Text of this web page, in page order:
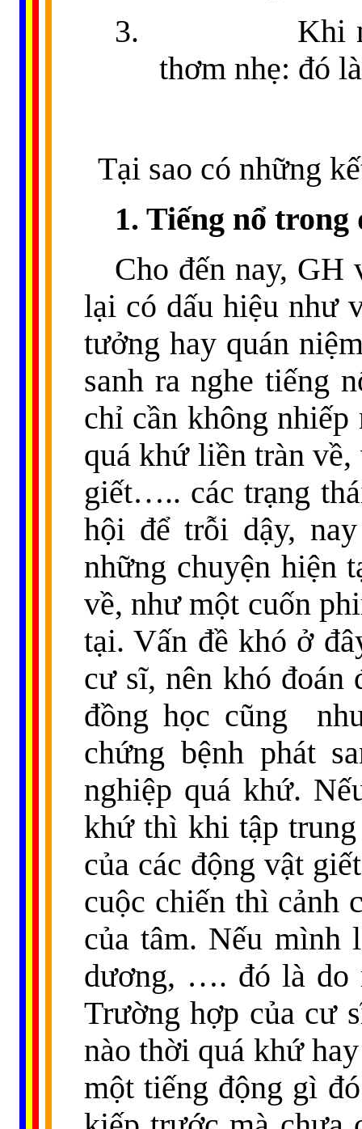
3.
Khi
thơm nhẹ: đó
Tại sao có những
1. Tiếng nổ trong
Cho đến nay, GH
lại có dấu hiệu như
tưởng hay quán
sanh ra nghe tiếng
chỉ cần không
quá khứ liền tràn
giết….. các trạng
hội để trỗi dậy,
những chuyện hiện
về, như một cuốn
tại. Vấn đề khó ở
cư sĩ, nên khó đoán
đồng học cũng
chứng bệnh phát
nghiệp quá khứ.
khứ thì khi tập
của các động vật
cuộc chiến thì cảnh
của tâm. Nếu mình
dương, …. đó là do
Trường hợp của cư
nào thời quá khứ
một tiếng động gì